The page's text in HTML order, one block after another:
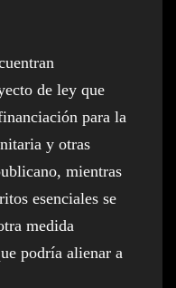
de ley que
para la
y otras
mientras
esenciales se
medida
podría alienar a